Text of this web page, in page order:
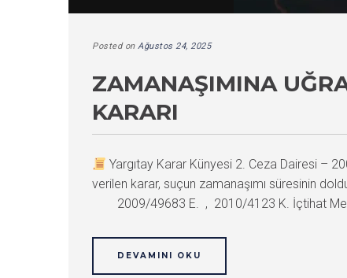
Posted on Ağustos 24, 2025
ZAMANAŞIMINA
KARARI
Yargıtay Karar Künyesi 2. Ceza Dairesi –
verilen karar, suçun zamanaşımı süresinin
2009/49683 E. , 2010/4123 K. İçtihat Metni
DEVAMINI OKU